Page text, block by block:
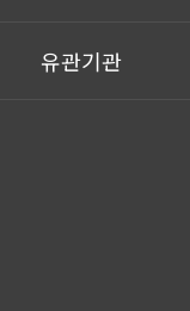
유관기관